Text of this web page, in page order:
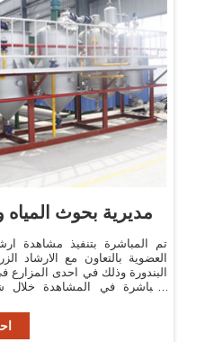
مديرية بحوث المياه
تم المباشرة بتنفيذ مشاهدة
العضوية بالتعاون مع الارشاد
البندورة وذلك في احدى